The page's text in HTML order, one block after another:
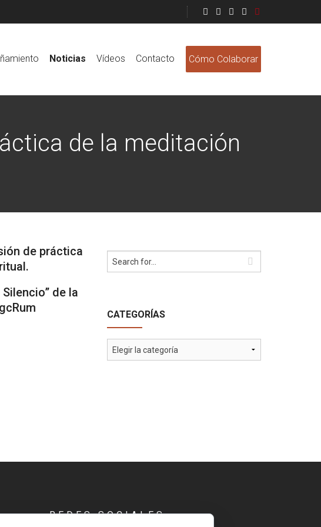
Noticias Vídeos Contacto Cómo Colaborar
de la meditación
de práctica
de la
CATEGORÍAS
Categorías
REDES SOCIALES